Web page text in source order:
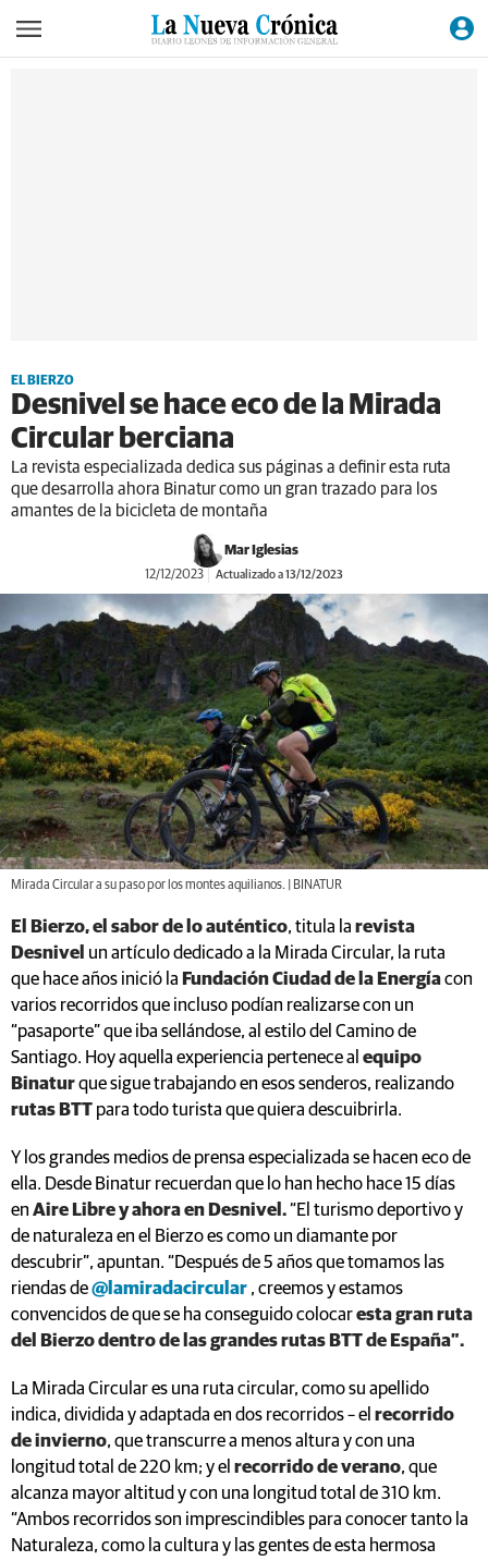
EL BIERZO
Desnivel se hace eco de la Mirada
Circular berciana
La revista especializada dedica sus páginas a definir esta ruta
que desarrolla ahora Binatur como un gran trazado para los
amantes de la bicicleta de montaña
Mar Iglesias
12/12/2023 Actualizado a 13/12/2023
Mirada Circular a su paso por los montes aquilianos. | BINATUR
El Bierzo, el sabor de lo auténtico, titula la revista
Desnivel un artículo dedicado a la Mirada Circular, la ruta
que hace años inició la Fundación Ciudad de la Energíacon
varios recorridos que incluso podían realizarse con un
“pasaporte” que iba sellándose, al estilo del Camino de
Santiago. Hoy aquella experiencia pertenece al equipo
Binaturque sigue trabajando en esos senderos, realizando
rutas BTT para todo turista que quiera descuibrirla.
Y los grandes medios de prensa especializada se hacen eco de
ella. Desde Binatur recuerdan que lo han hecho hace 15 días
en Aire Libre y ahora en Desnivel.“El turismo deportivo y
de naturaleza en el Bierzo es como un diamante por
descubrir”, apuntan. “Después de 5 años que tomamos las
riendas de@lamiradacircular , creemos y estamos
convencidos de que se ha conseguido colocaresta gran ruta
del Bierzo dentro de las grandes rutas BTT de España”.
La Mirada Circular es una ruta circular, como su apellido
indica, dividida y adaptada en dos recorridos – el recorrido
de invierno, que transcurre a menos altura y con una
longitud total de 220 km; y el recorrido de verano, que
alcanza mayor altitud y con una longitud total de 310 km.
“Ambos recorridos son imprescindibles para conocer tanto la
Naturaleza, como la cultura y las gentes de esta hermosa